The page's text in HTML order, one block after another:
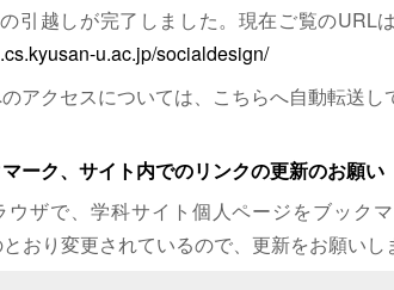
引越しが完了しました。現在ご覧のURL
u.ac.jp/socialdesign/
アクセスについては、こちらへ自動転送し
ーク、サイト内でのリンクの更新のお願い
ウザで、学科サイト個人ページをブックマ
おり変更されているので、更新をお願いし